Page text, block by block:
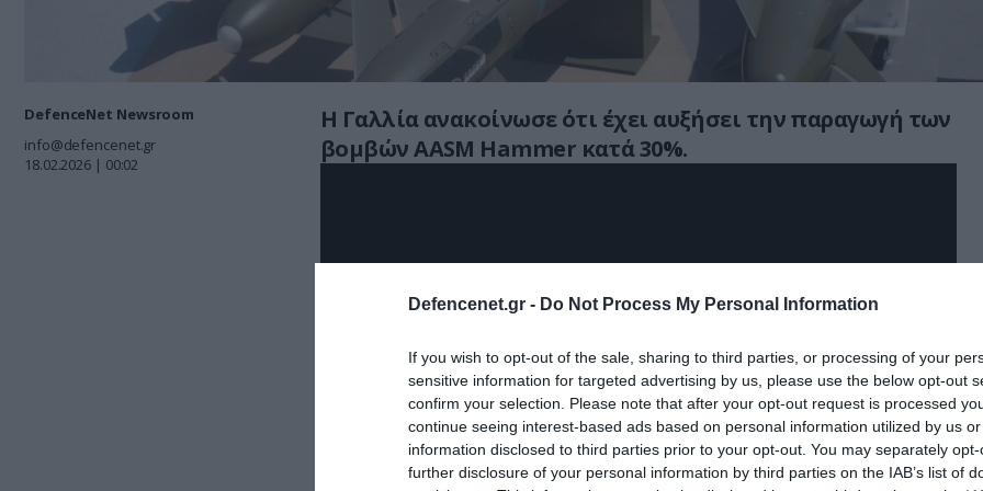
Defencenet.gr - Do Not Process My Personal Information
If you wish to opt-out of the sale, sharing to third parties, or processing of your
sensitive information for targeted advertising by us, please use the below opt-out
confirm your selection. Please note that after your opt-out request is processed
continue seeing interest-based ads based on personal information utilized by us
information disclosed to third parties prior to your opt-out. You may separately
further disclosure of your personal information by third parties on the IAB’s list of
DefenceNet Newsroom
info@defencenet.gr
18.02.2026 | 00:02
Η Γαλλία ανακοίνωσε ότι έχει αυξήσει την παραγωγή των
βομβών AASM Hammer κατά 30%.